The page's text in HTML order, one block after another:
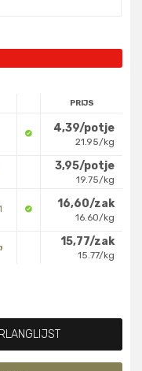
PRIJS
4,39/potje
21.95/kg
3,95/potje
19.75/kg
16,60/zak
16.60/kg
15,77/zak
15.77/kg